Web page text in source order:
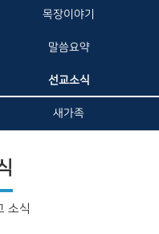
목장이야기
말씀요약
선교소식
새가족
소식